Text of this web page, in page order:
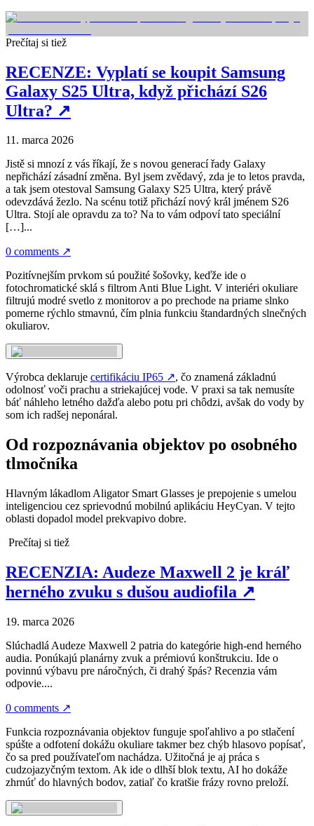
Prečítaj si tiež
RECENZE: Vyplatí se koupit Samsung
Galaxy S25 Ultra, když přichází S26
Ultra? ↗
11. marca 2026
Jistě si mnozí z vás říkají, že s novou generací řady Galaxy
nepřichází zásadní změna. Byl jsem zvědavý, zda je to letos pravda,
a tak jsem otestoval Samsung Galaxy S25 Ultra, který právě
odevzdává žezlo. Na scénu totiž přichází nový král jménem S26
Ultra. Stojí ale opravdu za to? Na to vám odpoví tato speciální
[…]...
0 comments ↗
Pozitívnejším prvkom sú použité šošovky, keďže ide o
fotochromatické sklá s filtrom Anti Blue Light. V interiéri okuliare
filtrujú modré svetlo z monitorov a po prechode na priame slnko
pomerne rýchlo stmavnú, čím plnia funkciu štandardných slnečných
okuliarov.
Výrobca deklaruje certifikáciu IP65 ↗, čo znamená základnú
odolnosť voči prachu a striekajúcej vode. V praxi sa tak nemusíte
báť náhleho letného dažďa alebo potu pri chôdzi, avšak do vody by
som ich radšej neponáral.
Od rozpoznávania objektov po osobného
tlmočníka
Hlavným lákadlom Aligator Smart Glasses je prepojenie s umelou
inteligenciou cez sprievodnú mobilnú aplikáciu HeyCyan. V tejto
oblasti dopadol model prekvapivo dobre.
Prečítaj si tiež
RECENZIA: Audeze Maxwell 2 je kráľ
herného zvuku s dušou audiofila ↗
19. marca 2026
Slúchadlá Audeze Maxwell 2 patria do kategórie high-end herného
audia. Ponúkajú planárny zvuk a prémiovú konštrukciu. Ide o
povinnú výbavu pre náročných, či drahý špás? Recenzia vám
odpovie....
0 comments ↗
Funkcia rozpoznávania objektov funguje spoľahlivo a po stlačení
spúšte a odfotení dokážu okuliare takmer bez chýb hlasovo popísať,
čo sa pred používateľom nachádza. Užitočná je aj práca s
cudzojazyčným textom. Ak ide o dlhší blok textu, AI ho dokáže
zhrnúť do hlavných bodov, zatiaľ čo kratšie frázy rovno preloží.